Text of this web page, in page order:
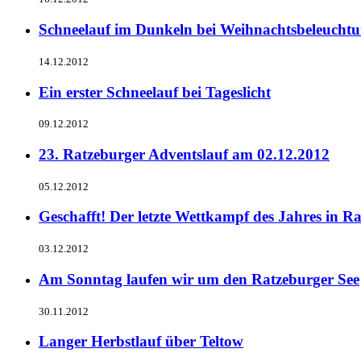
Schneelauf im Dunkeln bei
14.12.2012
Ein erster Schneelauf bei Tageslicht
09.12.2012
23. Ratzeburger Adventslauf am 02.12.2012
05.12.2012
Geschafft! Der letzte Wettkampf des Jahres in
03.12.2012
Am Sonntag laufen wir um den Ratzeburger See
30.11.2012
Langer Herbstlauf über Teltow